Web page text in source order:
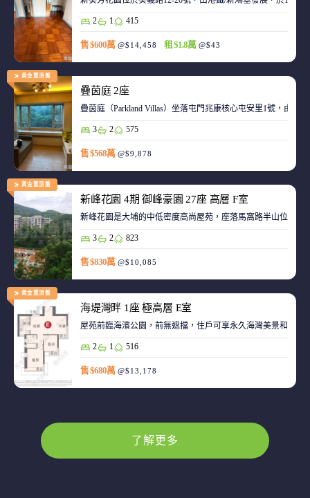
2 1 415
售 $600萬 @$14,458 租 $1.8萬 @$43
黃金置頂盤
疊茵庭 2座
疊茵庭（Parkland Villas）坐落屯門兆康核心屯安里1號，由
3 2 575
售 $568萬 @$9,878
黃金置頂盤
新峰花園 4期 御峰豪園 27座 高層 F室
新峰花園是大埔的中低密度高尚屋苑，座落馬窩路半山位置
3 2 823
售 $830萬 @$10,085
黃金置頂盤
海堤灣畔 1座 極高層 E室
屋苑前臨海濱公園，前無遮擋，住戶可享永久海灣美景和赤
2 1 516
售 $680萬 @$13,178
了解更多